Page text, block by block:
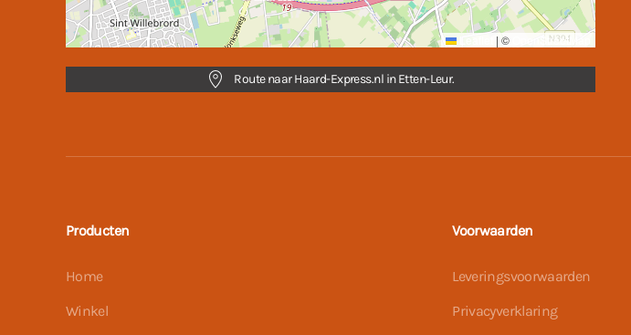
| © OpenStreetMap
Route naar Haard-Express.nl in Etten-Leur.
Producten
Home
Winkel
Voorwaarden
Leveringsvoorwaarden
Privacyverklaring